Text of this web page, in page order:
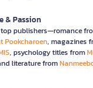
& Passion
publishers—romance
Pookcharoen, magazines
, psychology titles from
literature from